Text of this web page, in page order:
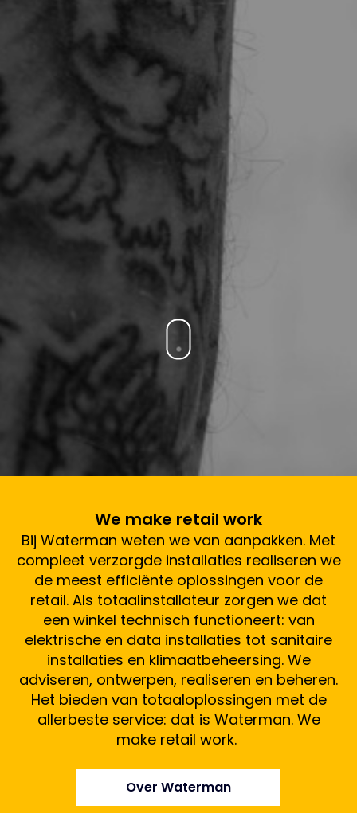
We make retail work
Bij Waterman weten we van aanpakken. Met
compleet verzorgde installaties realiseren we
de meest efficiënte oplossingen voor de
retail. Als totaalinstallateur zorgen we dat
een winkel technisch functioneert: van
elektrische en data installaties tot sanitaire
installaties en klimaatbeheersing. We
adviseren, ontwerpen, realiseren en beheren.
Het bieden van totaaloplossingen met de
allerbeste service: dat is Waterman. We
make retail work.
Over Waterman